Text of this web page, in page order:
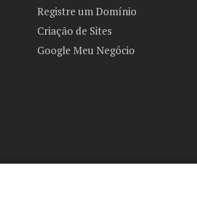
Registre um Domínio
Criação de Sites
Google Meu Negócio